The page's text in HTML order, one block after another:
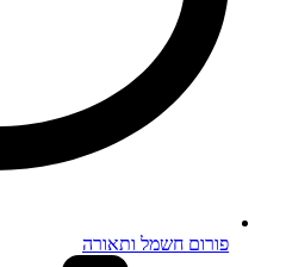
פורום חשמל ותאורה